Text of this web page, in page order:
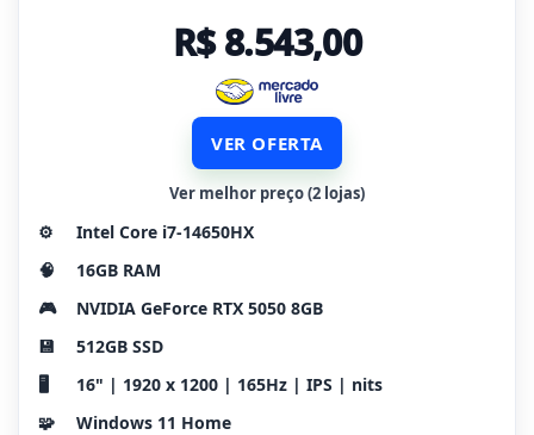
R$ 8.543,00
VER OFERTA
Ver melhor preço (2 lojas)
⚙️
Intel Core i7-14650HX
🧠
16GB RAM
🎮
NVIDIA GeForce RTX 5050 8GB
💾
512GB SSD
🖥️
16" | 1920 x 1200 | 165Hz | IPS | nits
🧩
Windows 11 Home